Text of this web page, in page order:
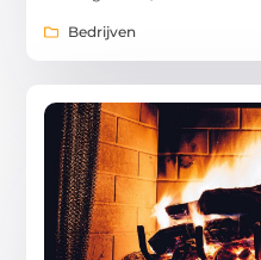
Bedrijven